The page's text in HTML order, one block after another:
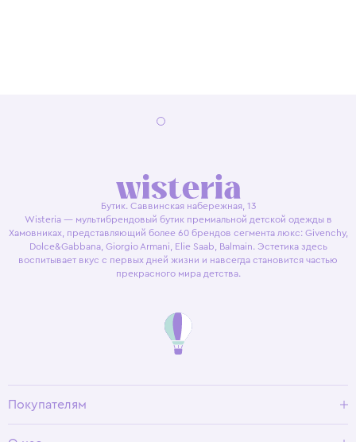
Бутик. Саввинская набережная, 13
Wisteria — мультибрендовый бутик премиальной детской одежды в
Хамовниках, представляющий более 60 брендов сегмента люкс: Givenchy,
Dolce&Gabbana, Giorgio Armani, Elie Saab, Balmain. Эстетика здесь
воспитывает вкус с первых дней жизни и навсегда становится частью
прекрасного мира детства.
Покупателям